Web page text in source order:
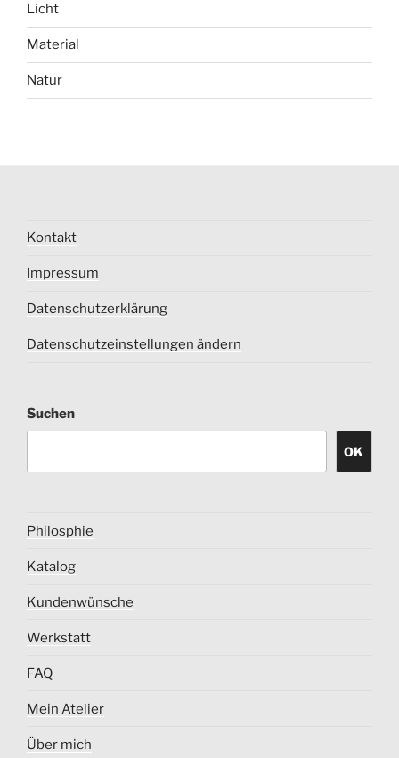
Licht
Material
Natur
Kontakt
Impressum
Datenschutzerklärung
Datenschutzeinstellungen ändern
Suchen
OK
Philosphie
Katalog
Kundenwünsche
Werkstatt
FAQ
Mein Atelier
Über mich